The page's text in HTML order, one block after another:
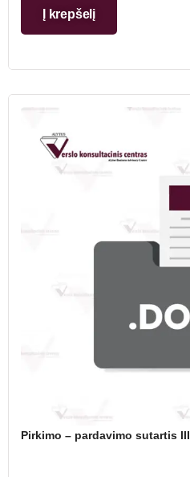
Į krepšelį
Pirkimo – pardavimo sutartis III